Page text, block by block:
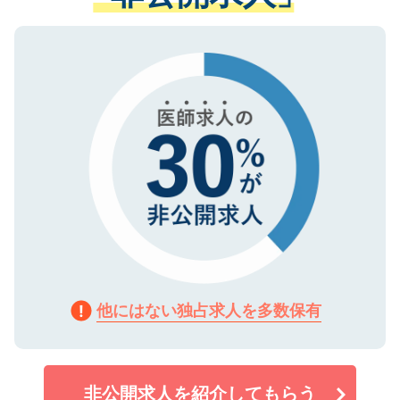
で、機密保持に関してもご安心ください。
ない方には、長期的なサポートが可能です
ので、まずはご登録ください。
他にはない独占求人を多数保有
非公開求人を紹介してもらう